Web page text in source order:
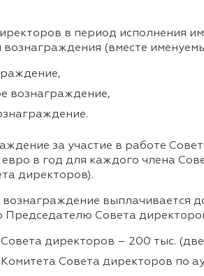
в период исполнения
(вместе
вознаграждение,
за участие в работе
евро в год для каждого члена
директоров).
выплачивается
Совета
директоров – 200 тыс.
Совета директоров по